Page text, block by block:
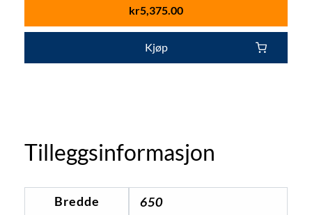
kr5,375.00
Kjøp
Tilleggsinformasjon
Bredde 650